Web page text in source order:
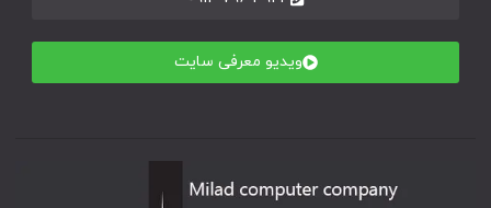
ویدیو معرفی سایت